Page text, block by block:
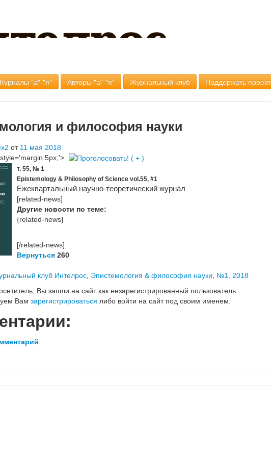
"а"-"я" Авторы "а"-"я" Журнальный клуб Поддержать проект
и философия науки
от 11 мая 2018
т. 55, № 1
Epistemology & Philosophy of Science vol.55, #1
Ежеквартальный научно-теоретический журнал
[related-news]
Другие новости по теме:
{related-news}
[/related-news]
Вернуться 260
клуб Интелрос, Эпистемология & философия науки, №1, 2018
Вы зашли на сайт как незарегистрированный пользователь.
Вам зарегистрироваться либо войти на сайт под своим именем.